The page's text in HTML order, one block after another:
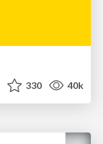
330 40k